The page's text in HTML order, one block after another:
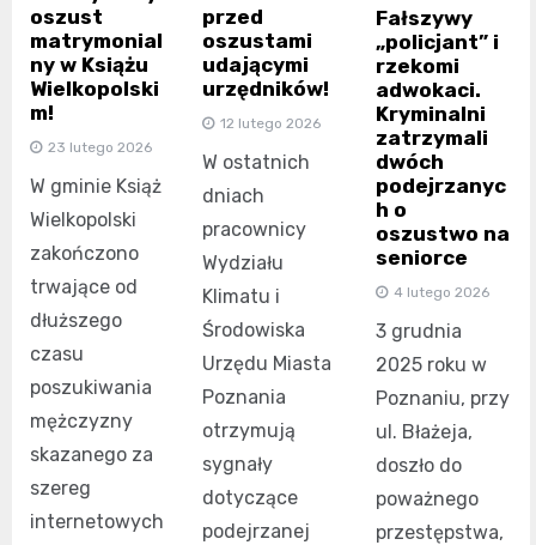
oszust
matrymonial
ny w Książu
Wielkopolski
m!
23 lutego 2026
W gminie Książ
Wielkopolski
zakończono
trwające od
dłuższego
czasu
poszukiwania
mężczyzny
skazanego za
szereg
internetowych
przed
oszustami
udającymi
urzędników!
12 lutego 2026
W ostatnich
dniach
pracownicy
Wydziału
Klimatu i
Środowiska
Urzędu Miasta
Poznania
otrzymują
sygnały
dotyczące
podejrzanej
Fałszywy
„policjant” i
rzekomi
adwokaci.
Kryminalni
zatrzymali
dwóch
podejrzanyc
h o
oszustwo na
seniorce
4 lutego 2026
3 grudnia
2025 roku w
Poznaniu, przy
ul. Błażeja,
doszło do
poważnego
przestępstwa,